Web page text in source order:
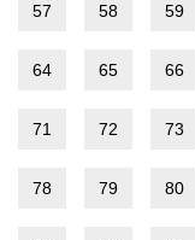
57 58 59
64 65 66
71 72 73
78 79 80